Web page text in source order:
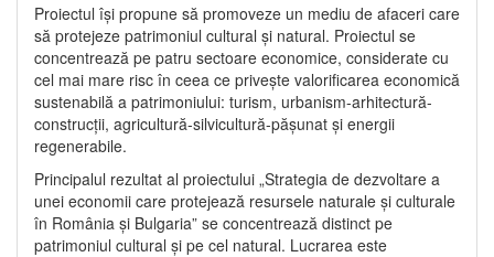
Proiectul își propune să promoveze un mediu de afaceri care
să protejeze patrimoniul cultural și natural. Proiectul se
concentrează pe patru sectoare economice, considerate cu
cel mai mare risc în ceea ce privește valorificarea economică
sustenabilă a patrimoniului: turism, urbanism-arhitectură-
construcții, agricultură-silvicultură-pășunat și energii
regenerabile.
Principalul rezultat al proiectului „Strategia de dezvoltare a
unei economii care protejează resursele naturale și culturale
în România și Bulgaria” se concentrează distinct pe
patrimoniul cultural și pe cel natural. Lucrarea este